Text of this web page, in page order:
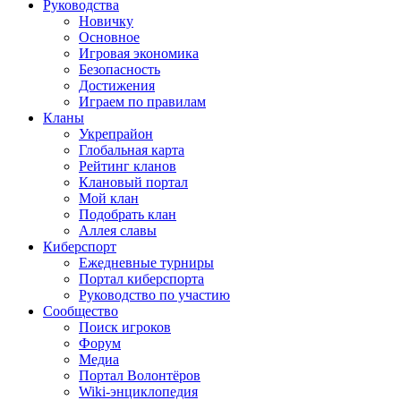
Руководства
Новичку
Основное
Игровая экономика
Безопасность
Достижения
Играем по правилам
Кланы
Укрепрайон
Глобальная карта
Рейтинг кланов
Клановый портал
Мой клан
Подобрать клан
Аллея славы
Киберспорт
Ежедневные турниры
Портал киберспорта
Руководство по участию
Сообщество
Поиск игроков
Форум
Медиа
Портал Волонтёров
Wiki-энциклопедия